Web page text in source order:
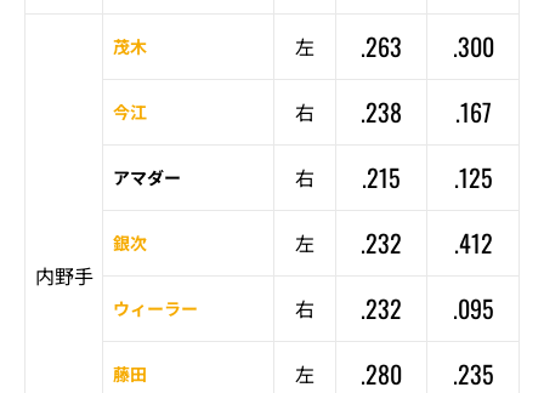
内野手
茂木 左 .263 .300
今江 右 .238 .167
アマダー 右 .215 .125
銀次 左 .232 .412
ウィーラー 右 .232 .095
藤田 左 .280 .235